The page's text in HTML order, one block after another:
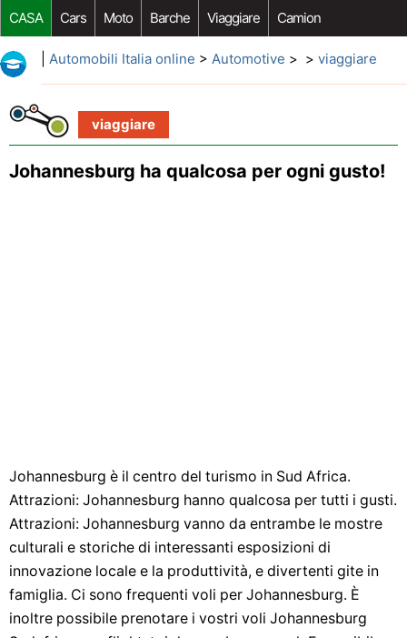
CASA Cars Moto Barche Viaggiare Camion
Riparazione Auto Acquisto Auto Car Opzioni Aftermarket
Automobili Italia online > Automotive > > viaggiare
viaggiare
Johannesburg ha qualcosa per ogni gusto!
Johannesburg è il centro del turismo in Sud Africa.
Attrazioni: Johannesburg hanno qualcosa per tutti i gusti.
Attrazioni: Johannesburg vanno da entrambe le mostre
culturali e storiche di interessanti esposizioni di
innovazione locale e la produttività, e divertenti gite in
famiglia. Ci sono frequenti voli per Johannesburg. È
inoltre possibile prenotare i vostri voli Johannesburg